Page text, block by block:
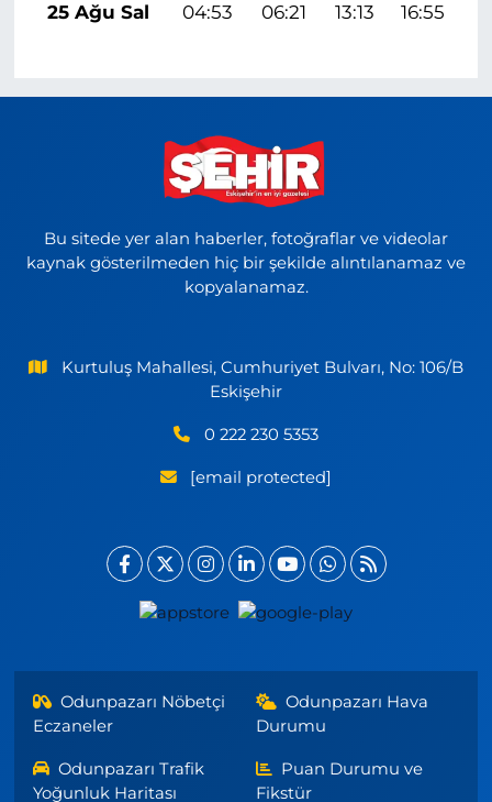
25 Ağu Sal
04:53 06:21 13:13 16:55
Bu sitede yer alan haberler, fotoğraflar ve videolar
kaynak gösterilmeden hiç bir şekilde alıntılanamaz ve
kopyalanamaz.
Kurtuluş Mahallesi, Cumhuriyet Bulvarı, No: 106/B
Eskişehir
0 222 230 5353
[email protected]
Odunpazarı Nöbetçi
Eczaneler
Odunpazarı Hava
Durumu
Odunpazarı Trafik
Yoğunluk Haritası
Puan Durumu ve
Fikstür